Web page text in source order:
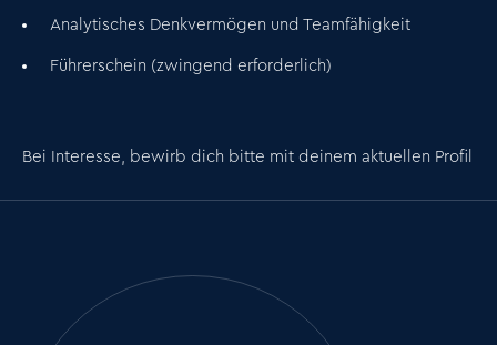
Analytisches Denkvermögen und Teamfähigkeit
Führerschein (zwingend erforderlich)
Bei Interesse, bewirb dich bitte mit deinem aktuellen Profil